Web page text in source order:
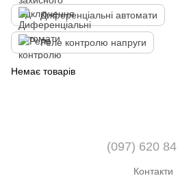
Диференціальні автомати
Реле контролю напруги
Немає товарів
(097) 620
Контакти